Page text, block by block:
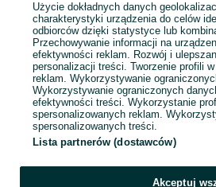
Użycie dokładnych danych
charakterystyki urządzenia do celów
odbiorców dzięki statystyce lub
Przechowywanie informacji na
efektywności reklam. Rozwój i
personalizacji treści. Tworzenie profili
reklam. Wykorzystywanie
Wykorzystywanie ograniczonych
efektywności treści. Wykorzystanie
spersonalizowanych reklam.
spersonalizowanych treści.
Lista partnerów (dostawców)
Akceptuj